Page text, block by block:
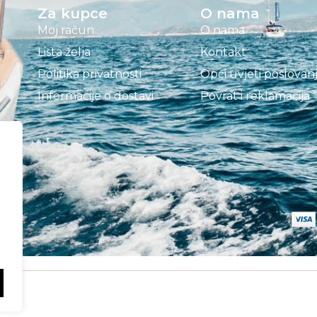
Za kupce
Moj račun
Lista želja
Politika privatnosti
Informacije o dostavi
O nama
O nama
Kontakt
Opći uvjeti
Povrat i reklamacija